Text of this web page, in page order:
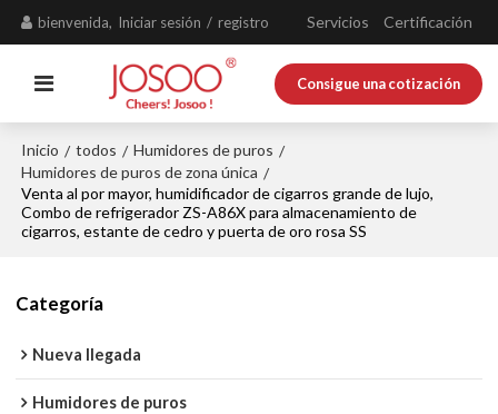
bienvenida, Iniciar sesión / registro Servicios Certificación
Consigue una cotización
Inicio / todos / Humidores de puros /
Humidores de puros de zona única /
Venta al por mayor, humidificador de cigarros grande de lujo,
Combo de refrigerador ZS-A86X para almacenamiento de
cigarros, estante de cedro y puerta de oro rosa SS
Categoría
Nueva llegada
Humidores de puros